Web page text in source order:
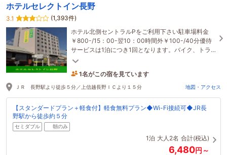
ホテルセレクトイン長野
3.1
(1,393件)
ホテル北側セントラルPをご利用下さい駐車場料金
￥800-/15：00-翌10：00時間外￥100-/40分優待
サービスは1泊につき1回となります。バイク、トラ
ック不可、満車の際はご利用頂けません。
1名がこの宿を見ています
26分前に予約されました
ＪＲ 長野駅より徒歩５分／上信越長野ＩＣより１５分 地図・アクセス
【スタンダードプラン＋軽食付】軽食無料プラン◆Wi-Fi接続可◆JR長
野駅から徒歩約５分
セミダブル 朝のみ
1泊 大人2名 合計(税込)
6,480円～